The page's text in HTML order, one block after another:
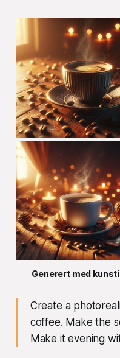
Generert med
Create a
coffee. Make the
Make it evening